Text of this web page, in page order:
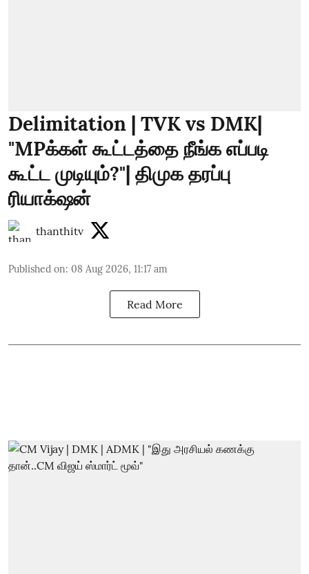
Delimitation | TVK vs DMK|
"MPக்கள் கூட்டத்தை நீங்க எப்படி
கூட்ட முடியும்?"| திமுக தரப்பு
ரியாக்‌ஷன்
thanthitv
Published on: 08 Aug 2026, 11:17 am
Read More